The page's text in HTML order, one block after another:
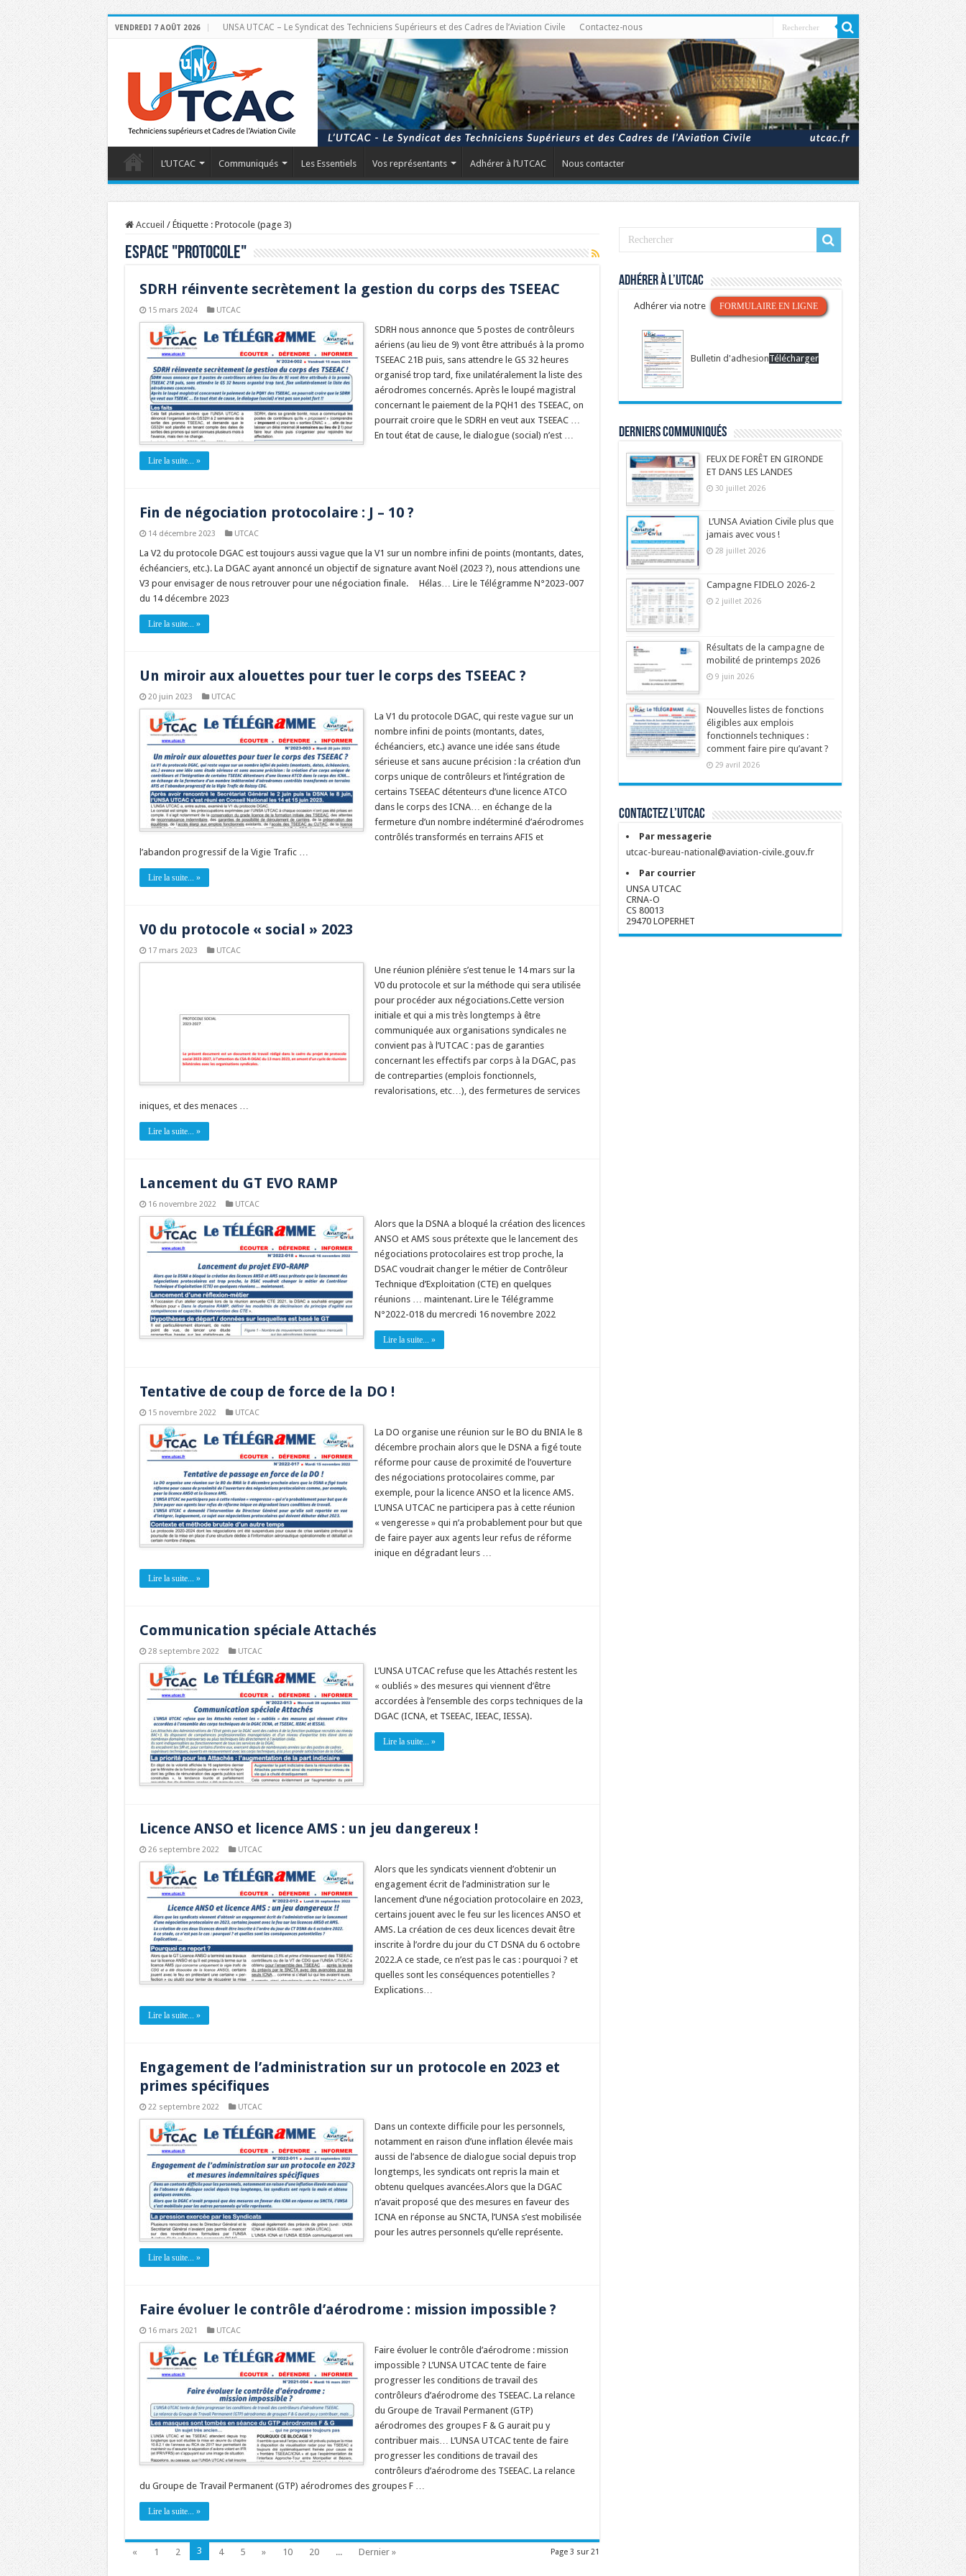
VENDREDI 7 AOÛT 2026 UNSA UTCAC – Le Syndicat des Techniciens Supérieurs et des Cadres de l’Aviation Civile Contactez-nous
L’UTCAC Communiqués Les Essentiels Vos représentants Adhérer à l’UTCAC Nous contacter
Accueil / Étiquette : Protocole(page 3)
Espace "Protocole"
SDRH réinvente secrètement la gestion du corps des TSEEAC
15 mars 2024 UTCAC
SDRH nous annonce que 5 postes de contrôleurs
aériens (au lieu de 9) vont être attribués à la promo
TSEEAC 21B puis, sans attendre le GS 32 heures
organisé trop tard, fixe unilatéralement la liste des
aérodromes concernés. Après le loupé magistral
concernant le paiement de la PQH1 des TSEEAC, on
pourrait croire que le SDRH en veut aux TSEEAC …
En tout état de cause, le dialogue (social) n’est …
Lire la suite... »
Fin de négociation protocolaire : J – 10 ?
14 décembre 2023 UTCAC
La V2 du protocole DGAC est toujours aussi vague que la V1 sur un nombre infini de points (montants, dates,
échéanciers, etc.). La DGAC ayant annoncé un objectif de signature avant Noël (2023 ?), nous attendions une
V3 pour envisager de nous retrouver pour une négociation finale. Hélas… Lire le Télégramme N°2023-007
du 14 décembre 2023
Lire la suite... »
Un miroir aux alouettes pour tuer le corps des TSEEAC ?
20 juin 2023 UTCAC
La V1 du protocole DGAC, qui reste vague sur un
nombre infini de points (montants, dates,
échéanciers, etc.) avance une idée sans étude
sérieuse et sans aucune précision : la création d’un
corps unique de contrôleurs et l’intégration de
certains TSEEAC détenteurs d’une licence ATCO
dans le corps des ICNA… en échange de la
fermeture d’un nombre indéterminé d’aérodromes
contrôlés transformés en terrains AFIS et
l’abandon progressif de la Vigie Trafic …
Lire la suite... »
V0 du protocole « social » 2023
17 mars 2023 UTCAC
Une réunion plénière s’est tenue le 14 mars sur la
V0 du protocole et sur la méthode qui sera utilisée
pour procéder aux négociations.Cette version
initiale et qui a mis très longtemps à être
communiquée aux organisations syndicales ne
convient pas à l’UTCAC : pas de garanties
concernant les effectifs par corps à la DGAC, pas
de contreparties (emplois fonctionnels,
revalorisations, etc…), des fermetures de services
iniques, et des menaces …
Lire la suite... »
Lancement du GT EVO RAMP
16 novembre 2022 UTCAC
Alors que la DSNA a bloqué la création des licences
ANSO et AMS sous prétexte que le lancement des
négociations protocolaires est trop proche, la
DSAC voudrait changer le métier de Contrôleur
Technique d’Exploitation (CTE) en quelques
réunions … maintenant. Lire le Télégramme
N°2022-018 du mercredi 16 novembre 2022
Lire la suite... »
Tentative de coup de force de la DO !
15 novembre 2022 UTCAC
La DO organise une réunion sur le BO du BNIA le 8
décembre prochain alors que le DSNA a figé toute
réforme pour cause de proximité de l’ouverture
des négociations protocolaires comme, par
exemple, pour la licence ANSO et la licence AMS.
L’UNSA UTCAC ne participera pas à cette réunion
« vengeresse » qui n’a probablement pour but que
de faire payer aux agents leur refus de réforme
inique en dégradant leurs …
Lire la suite... »
Communication spéciale Attachés
28 septembre 2022 UTCAC
L’UNSA UTCAC refuse que les Attachés restent les
« oubliés » des mesures qui viennent d’être
accordées à l’ensemble des corps techniques de la
DGAC (ICNA, et TSEEAC, IEEAC, IESSA).
Lire la suite... »
Licence ANSO et licence AMS : un jeu dangereux !
26 septembre 2022 UTCAC
Alors que les syndicats viennent d’obtenir un
engagement écrit de l’administration sur le
lancement d’une négociation protocolaire en 2023,
certains jouent avec le feu sur les licences ANSO et
AMS. La création de ces deux licences devait être
inscrite à l’ordre du jour du CT DSNA du 6 octobre
2022.A ce stade, ce n’est pas le cas : pourquoi ? et
quelles sont les conséquences potentielles ?
Explications…
Lire la suite... »
Engagement de l’administration sur un protocole en 2023 et
primes spécifiques
22 septembre 2022 UTCAC
Dans un contexte difficile pour les personnels,
notamment en raison d’une inflation élevée mais
aussi de l’absence de dialogue social depuis trop
longtemps, les syndicats ont repris la main et
obtenu quelques avancées.Alors que la DGAC
n’avait proposé que des mesures en faveur des
ICNA en réponse au SNCTA, l’UNSA s’est mobilisée
pour les autres personnels qu’elle représente.
Lire la suite... »
Faire évoluer le contrôle d’aérodrome : mission impossible ?
16 mars 2021 UTCAC
Faire évoluer le contrôle d’aérodrome : mission
impossible ? L’UNSA UTCAC tente de faire
progresser les conditions de travail des
contrôleurs d’aérodrome des TSEEAC. La relance
du Groupe de Travail Permanent (GTP)
aérodromes des groupes F & G aurait pu y
contribuer mais… L’UNSA UTCAC tente de faire
progresser les conditions de travail des
contrôleurs d’aérodrome des TSEEAC. La relance
du Groupe de Travail Permanent (GTP) aérodromes des groupes F …
Lire la suite... »
Page 3 sur 21
« 1 2 3 4 5 » 10 20 ... Dernier »
Adhérer à l’UTCAC
Adhérer via notre FORMULAIRE EN LIGNE
Bulletin d'adhesionTélécharger
Derniers communiqués
FEUX DE FORÊT EN GIRONDE
ET DANS LES LANDES
30 juillet 2026
L’UNSA Aviation Civile plus que
jamais avec vous !
28 juillet 2026
Campagne FIDELO 2026-2
2 juillet 2026
Résultats de la campagne de
mobilité de printemps 2026
9 juin 2026
Nouvelles listes de fonctions
éligibles aux emplois
fonctionnels techniques :
comment faire pire qu’avant ?
29 avril 2026
Contactez l’UTCAC
Par messagerie
utcac-bureau-national@aviation-civile.gouv.fr
Par courrier
UNSA UTCAC
CRNA-O
CS 80013
29470 LOPERHET